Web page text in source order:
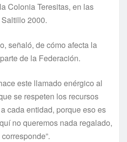
Colonia Teresitas, en las
2000.
señaló, de cómo afecta la
de la Federación.
este llamado enérgico al
se respeten los recursos
cada entidad, porque eso es
no queremos nada regalado,